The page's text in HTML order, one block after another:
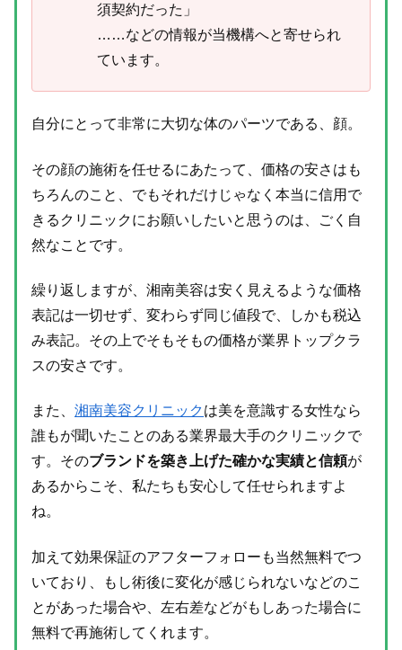
須契約だった」
……などの情報が当機構へと寄せられ
ています。
自分にとって非常に大切な体のパーツである、顔。
その顔の施術を任せるにあたって、価格の安さはも
ちろんのこと、でもそれだけじゃなく本当に信用で
きるクリニックにお願いしたいと思うのは、ごく自
然なことです。
繰り返しますが、湘南美容は安く見えるような価格
表記は一切せず、変わらず同じ値段で、しかも税込
み表記。その上でそもそもの価格が業界トップクラ
スの安さです。
また、 湘南美容クリニックは美を意識する女性なら
誰もが聞いたことのある業界最大手のクリニックで
す。そのブランドを築き上げた確かな実績と信頼が
あるからこそ、私たちも安心して任せられますよ
ね。
加えて効果保証のアフターフォローも当然無料でつ
いており、もし術後に変化が感じられないなどのこ
とがあった場合や、左右差などがもしあった場合に
無料で再施術してくれます。